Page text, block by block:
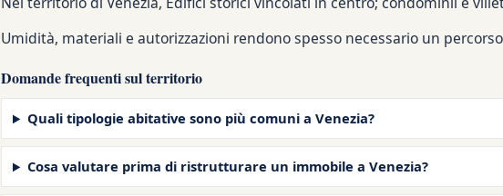
Umidità, materiali e autorizzazioni rendono spesso necessario un
Domande frequenti sul territorio
Quali tipologie abitative sono più comuni a Venezia?
Cosa valutare prima di ristrutturare un immobile a Venezia?